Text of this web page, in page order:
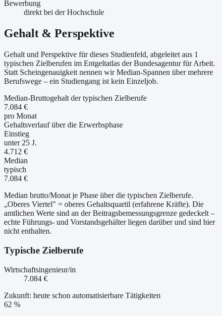
Bewerbung
direkt bei der Hochschule
Gehalt & Perspektive
Gehalt und Perspektive für dieses Studienfeld, abgeleitet aus 1
typischen Zielberufen im Entgeltatlas der Bundesagentur für Arbeit.
Statt Scheingenauigkeit nennen wir Median-Spannen über mehrere
Berufswege – ein Studiengang ist kein Einzeljob.
Median-Bruttogehalt der typischen Zielberufe
7.084 €
pro Monat
Gehaltsverlauf über die Erwerbsphase
Einstieg
unter 25 J.
4.712 €
Median
typisch
7.084 €
Median brutto/Monat je Phase über die typischen Zielberufe.
„Oberes Viertel" = oberes Gehaltsquartil (erfahrene Kräfte). Die
amtlichen Werte sind an der Beitragsbemessungsgrenze gedeckelt –
echte Führungs- und Vorstandsgehälter liegen darüber und sind hier
nicht enthalten.
Typische Zielberufe
Wirtschaftsingenieur/in
7.084 €
Zukunft: heute schon automatisierbare Tätigkeiten
62 %